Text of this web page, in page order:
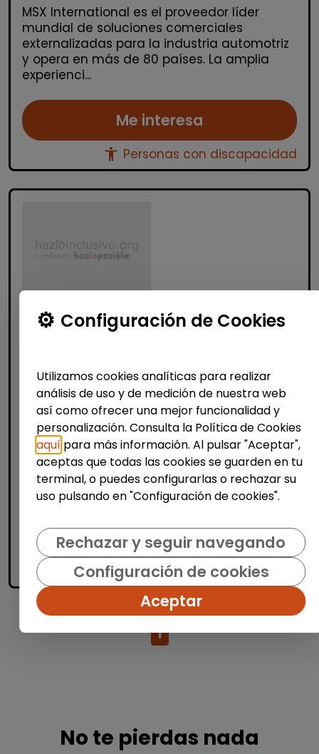
MSX International es el proveedor líder
mundial de soluciones comerciales
externalizadas para la industria automotriz
y opera en más de 80 países. La amplia
experienci...
Me interesa
accessibility_new Personas con discapacidad
Atención al Cliente y Comercio
Producción, Industria y Calidad
(madrid)
| España(Madrid)
Bajo la supervisión de la persona
responsable: Recepcionar y clasificar
prendas según tipo de tejido, color y
tratamiento necesario. Aplicar procesos de
limpieza adecuados (lav...
Me interesa
accessibility_newPersonas con discapacidad
1
No te pierdas nada
Configuración de Cookies
Utilizamos cookies analíticas para realizar
análisis de uso y de medición de nuestra web
así como ofrecer una mejor funcionalidad y
personalización. Consulta la Política de Cookies
aquí para más información. Al pulsar "Aceptar",
aceptas que todas las cookies se guarden en tu
terminal, o puedes configurarlas o rechazar su
uso pulsando en "Configuración de cookies".
Rechazar y seguir navegando
Configuración de cookies
Aceptar